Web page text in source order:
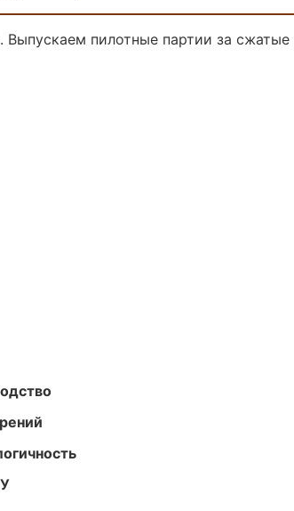
Выпускаем пилотные партии за